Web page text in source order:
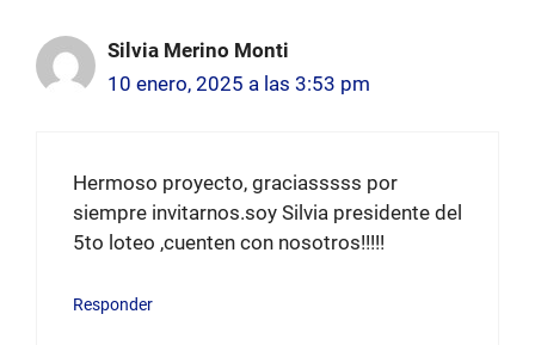
Silvia Merino Monti
10 enero, 2025 a las 3:53 pm
Hermoso proyecto, graciasssss por
siempre invitarnos.soy Silvia presidente del
5to loteo ,cuenten con nosotros!!!!!
Responder